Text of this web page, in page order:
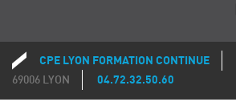
Coordonnées
CPE LYON FORMATION CONTINUE
69006 LYON
04.72.32.50.60